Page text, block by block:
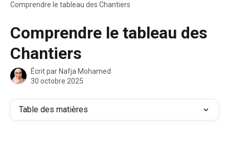
Comprendre le tableau des Chantiers
Comprendre le tableau des
Chantiers
Écrit par Nafja Mohamed
30 octobre 2025
Table des matières